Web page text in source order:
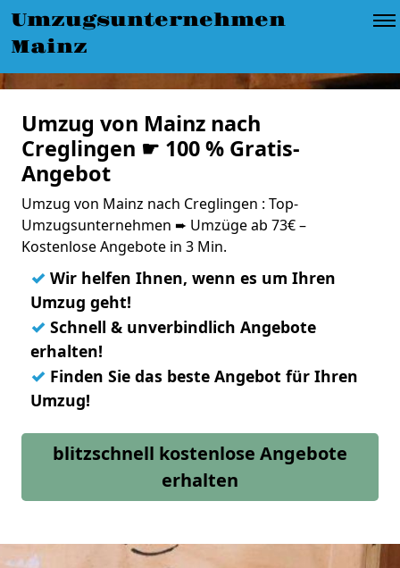
Umzugsunternehmen
Mainz
Umzug von Mainz nach
Creglingen ☛ 100 % Gratis-
Angebot
Umzug von Mainz nach Creglingen : Top-
Umzugsunternehmen ➨ Umzüge ab 73€ –
Kostenlose Angebote in 3 Min.
✓ Wir helfen Ihnen, wenn es um Ihren
Umzug geht!
✓ Schnell & unverbindlich Angebote
erhalten!
✓ Finden Sie das beste Angebot für Ihren
Umzug!
blitzschnell kostenlose Angebote
erhalten